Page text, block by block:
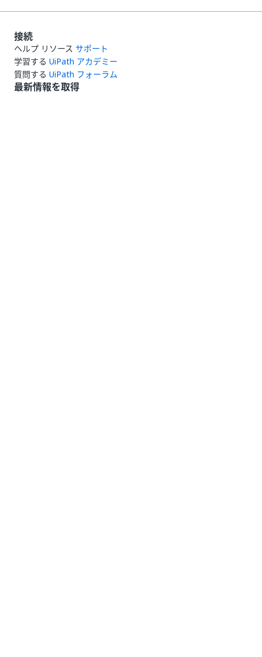
接続
ヘルプ リソース サポート
学習する UiPath アカデミー
質問する UiPath フォーラム
最新情報を取得